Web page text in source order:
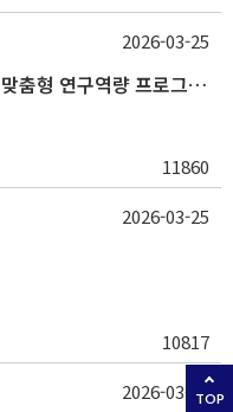
[BK21] 2026학년 1학기 대학원생 맞춤형 연구역량 프로그램 안내
11860
2026-03-25
10817
2026-03-25
2026-03-24TOP